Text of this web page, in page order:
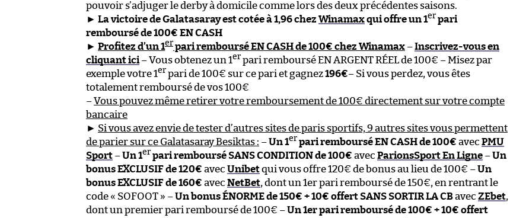
pouvoir s’adjuger le derby à domicile comme lors des deux précédentes saisons.
► La victoire de Galatasaray est cotée à 1,96 chez Winamaxqui offre un 1er pari
remboursé de 100€ EN CASH
► Profitez d’un 1er pari remboursé EN CASH de 100€ chez Winamax –Inscrivez-vous en
cliquant ici– Vous obtenez un 1er pari remboursé EN ARGENT RÉEL de 100€ – Misez par
exemple votre 1er pari de 100€ sur ce pari et gagnez196€– Si vous perdez, vous êtes
totalement remboursé de vos 100€
–Vous pouvez même retirer votre remboursement de 100€ directement sur votre compte
bancaire
► Si vous avez envie de tester d’autres sites de paris sportifs, 9 autres sites vous permettent
de parier sur ce Galatasaray Besiktas : –Un 1er pari remboursé EN CASH de 100€ avec PMU
Sport –Un 1er pari remboursé SANS CONDITION de 100€ avec ParionsSport En Ligne –Un
bonus EXCLUSIF de 120€ avec Unibetqui vous offre 120€ de bonus au lieu de 100€ –Un
bonus EXCLUSIF de 160€ avec NetBet, dont un 1er pari remboursé de 150€, en rentrant le
code « SOFOOT » –Un bonus ÉNORME de 150€ + 10€ offert SANS SORTIR LA CBavec ZEbet,
dont un premier pari remboursé de 100€ –Un 1er pari remboursé de 100€ + 10€ offert